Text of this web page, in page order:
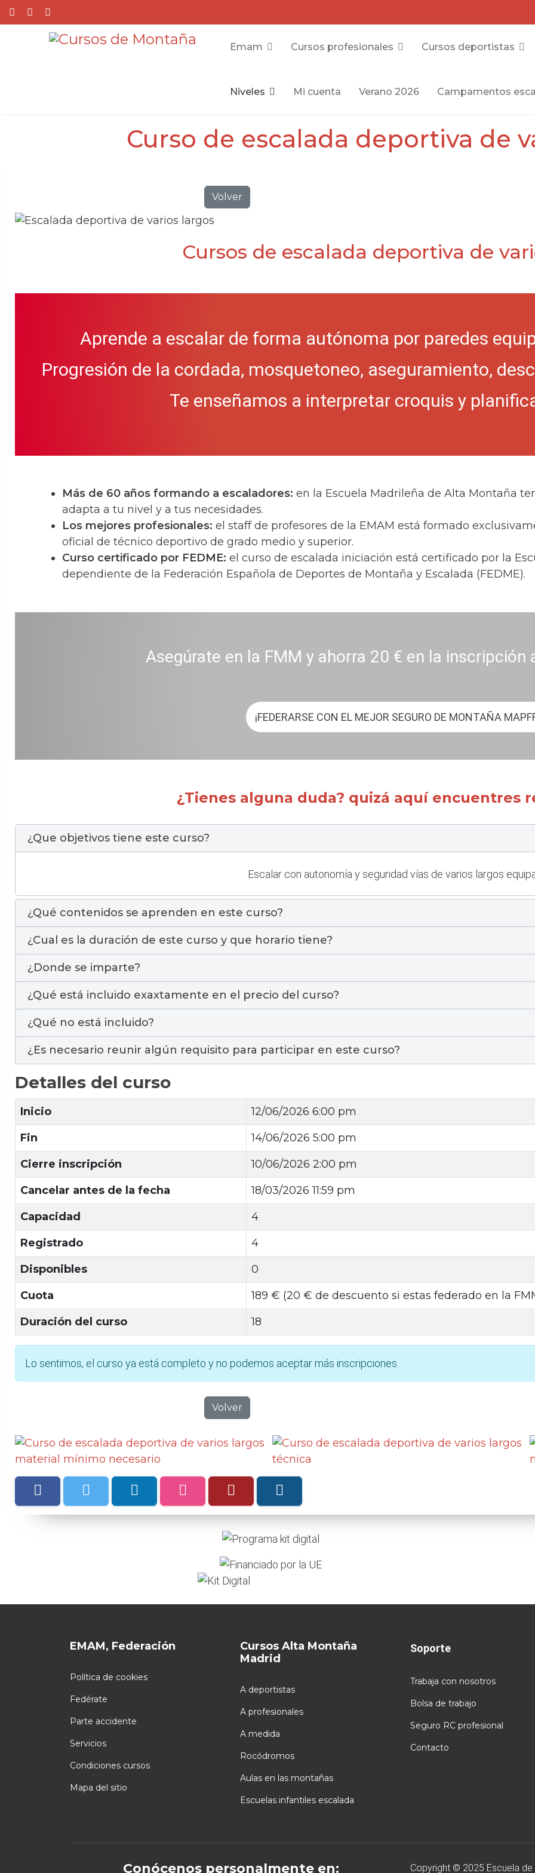
Emam Cursos profesionales Cursos deportistas
Niveles Mi cuenta Verano 2026 Campamentos
Curso de escalada deportiva de
Volver
Cursos de escalada deportiva de
Aprende a escalar de forma autónoma por paredes
Progresión de la cordada, mosquetoneo, aseguramiento,
Te enseñamos a interpretar croquis y
Más de 60 años formando a escaladores: en la Escuela Madrileña de Alta Montaña
adapta a tu nivel y a tus necesidades.
Los mejores profesionales: el staff de profesores de la EMAM está formado
oficial de técnico deportivo de grado medio y superior.
Curso certificado por FEDME: el curso de escalada iniciación está certificado por la
dependiente de la Federación Española de Deportes de Montaña y Escalada (FEDME).
Asegúrate en la FMM y ahorra 20 € en la inscripción
¡FEDERARSE CON EL MEJOR SEGURO DE MONTAÑA
¿Tienes alguna duda? quizá aquí encuentres
¿Que objetivos tiene este curso?
Escalar con autonomía y seguridad vías de varios largos
¿Qué contenidos se aprenden en este curso?
¿Cual es la duración de este curso y que horario tiene?
¿Donde se imparte?
¿Qué está incluido exaxtamente en el precio del curso?
¿Qué no está incluido?
¿Es necesario reunir algún requisito para participar en este curso?
Detalles del curso
Inicio
12/06/2026 6:00 pm
Fin
14/06/2026 5:00 pm
Cierre inscripción
10/06/2026 2:00 pm
Cancelar antes de la fecha
18/03/2026 11:59 pm
Capacidad
4
Registrado
4
Disponibles
0
Cuota
189 € (20 € de descuento si estas federado en la
Duración del curso
18
Lo sentimos, el curso ya está completo y no podemos aceptar más inscripciones.
Volver
EMAM, Federación
Política de cookies
Fedérate
Parte accidente
Servicios
Condiciones cursos
Mapa del sitio
Cursos Alta Montaña
Madrid
A deportistas
A profesionales
A medida
Rocódromos
Aulas en las montañas
Escuelas infantiles escalada
Soporte
Trabaja con nosotros
Bolsa de trabajo
Seguro RC profesional
Contacto
Conócenos personalmente en: Copyright © 2025 Escuela